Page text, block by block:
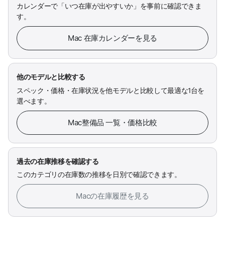
カレンダーで「いつ在庫が出やすいか」を事前に確認できま
す。
Mac 在庫カレンダーを見る
他のモデルと比較する
スペック・価格・在庫状況を他モデルと比較して最適な1台を
選べます。
Mac整備品 一覧・価格比較
過去の在庫推移を確認する
このカテゴリの在庫数の推移を日別で確認できます。
Macの在庫履歴を見る